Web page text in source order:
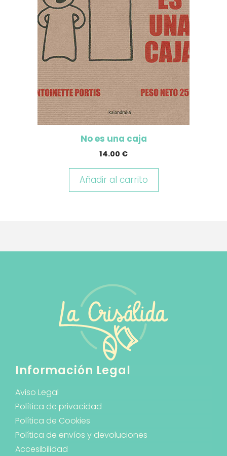
No es una caja
14.00 €
Añadir al carrito
Información Legal
Aviso Legal
Política de privacidad
Política de Cookies
Política de envíos y devoluciones
Accesibilidad